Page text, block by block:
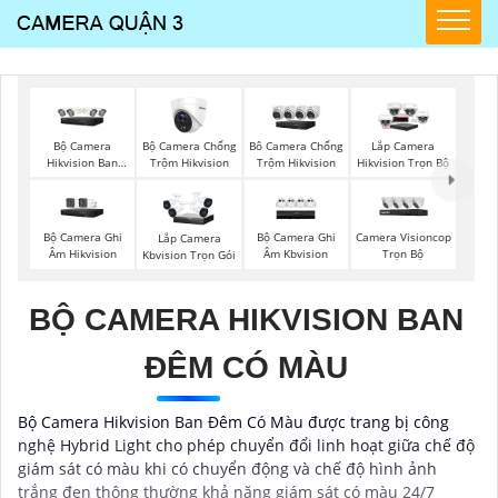
Bộ Camera
Hikvision Ban
Bộ Camera Chống
Trộm Hikvision
Bô Camera Chống
Trộm Hikvision
Lắp Camera
Hikvision Trọn Bộ
Bộ Camera Ghi
Âm Hikvision
Lắp Camera
Kbvision Trọn Gói
Bộ Camera Ghi
Âm Kbvision
Camera Visioncop
Trọn Bộ
BỘ CAMERA HIKVISION BAN
ĐÊM CÓ MÀU
Bộ Camera Hikvision Ban Đêm Có Màu được trang bị công
nghệ Hybrid Light cho phép chuyển đổi linh hoạt giữa chế độ
giám sát có màu khi có chuyển động và chế độ hình ảnh
trắng đen thông thường khả năng giám sát có màu 24/7